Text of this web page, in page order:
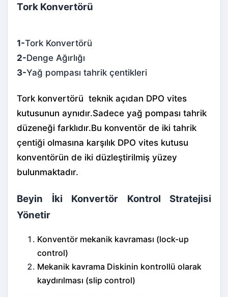
Tork Konvertörü
1-Tork Konvertörü
2-Denge Ağırlığı
3-Yağ pompası tahrik çentikleri
Tork konvertörü teknik açıdan DPO vites
kutusunun aynıdır.Sadece yağ pompası tahrik
düzeneği farklıdır.Bu konventör de iki tahrik
çentiği olmasına karşılık DPO vites kutusu
konventörün de iki düzleştirilmiş yüzey
bulunmaktadır.
Beyin İki Konvertör Kontrol Stratejisi
Yönetir
Konventör mekanik kavraması (lock-up
control)
Mekanik kavrama Diskinin kontrollü olarak
kaydırılması (slip control)